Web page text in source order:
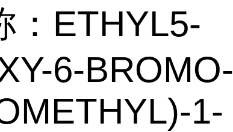
：ETHYL5-
6-
1-